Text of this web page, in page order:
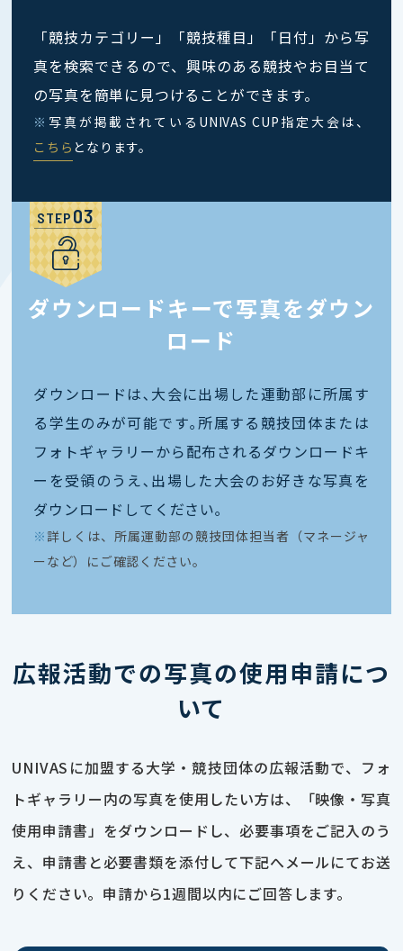
「競技カテゴリー」「競技種目」「日付」から写
真を検索できるので、興味のある競技やお目当て
の写真を簡単に見つけることができます。
※ 写真が掲載されているUNIVAS CUP指定大会は、
こちら となります。
STEP
ダウンロードキーで写真をダウン
ロード
ダウンロードは､大会に出場した運動部に所属す
る学生のみが可能です｡所属する競技団体または
フォトギャラリーから配布されるダウンロードキ
ーを受領のうえ､出場した大会のお好きな写真を
ダウンロードしてください｡
※ 詳しくは、所属運動部の競技団体担当者（マネージャ
ーなど）にご確認ください。
広報活動での写真の使用申請につ
いて
UNIVASに加盟する大学・競技団体の広報活動で、フォ
トギャラリー内の写真を使用したい方は、「映像・写真
使用申請書」をダウンロードし、必要事項をご記入のう
え、申請書と必要書類を添付して下記へメールにてお送
りください。申請から1週間以内にご回答します。